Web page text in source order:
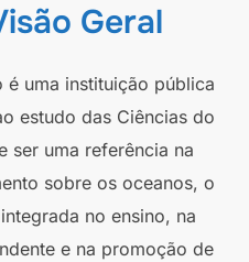
Geral
é uma instituição pública
estudo das Ciências do
ser uma referência na
sobre os oceanos, o
no ensino, na
e na promoção de